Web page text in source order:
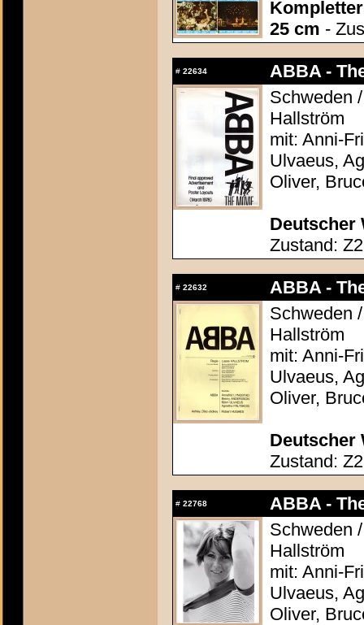
25 cm -
# 22634
ABBA -
Schweden
Hallström
mit: Anni-
Ulvaeus,
Oliver,
Deutscher
Zustand: Z2
# 22632
ABBA -
Schweden
Hallström
mit: Anni-
Ulvaeus,
Oliver,
Deutscher
Zustand: Z2
# 22768
ABBA -
Schweden
Hallström
mit: Anni-
Ulvaeus,
Oliver,